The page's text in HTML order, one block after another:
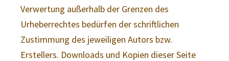
Verwertung außerhalb der Grenzen des
Urheberrechtes bedürfen der schriftlichen
Zustimmung des jeweiligen Autors bzw.
Erstellers. Downloads und Kopien dieser Seite